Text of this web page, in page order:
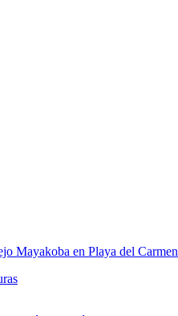
Mayakoba en Playa del Carmen